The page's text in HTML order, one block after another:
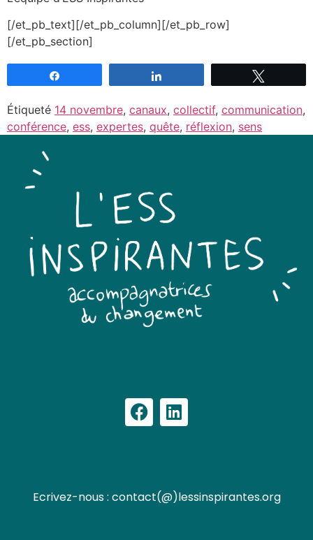
[/et_pb_text][/et_pb_column][/et_pb_row]
[/et_pb_section]
Étiqueté 14 novembre, canaux, collectif, communication,
conférence, ess, expertes, quête, réflexion, sens
Ecrivez-nous : contact(@)lessinspirantes.org